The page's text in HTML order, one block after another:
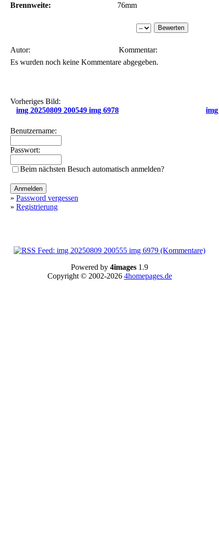
Brennweite:
76mm
Autor:
Kommentar:
Es wurden noch keine Kommentare abgegeben.
Vorheriges Bild:
img 20250809 200549 img 6978
img
Benutzername:
Passwort:
Beim nächsten Besuch automatisch anmelden?
» Password vergessen
» Registrierung
Powered by 4images 1.9
Copyright © 2002-2026 4homepages.de